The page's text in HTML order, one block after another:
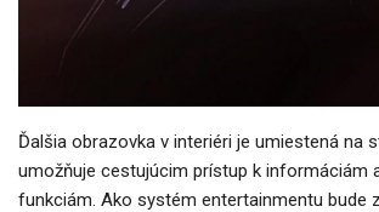
Ďalšia obrazovka v interiéri je umiestená na
umožňuje cestujúcim prístup k informáciám
funkciám. Ako systém entertainmentu bude